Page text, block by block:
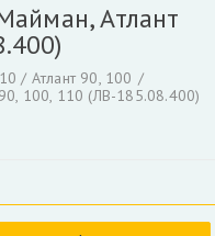
90, 100
другие
Атлант
/ Атлант 90, 100
100, 110 (ЛВ-185.08.400)